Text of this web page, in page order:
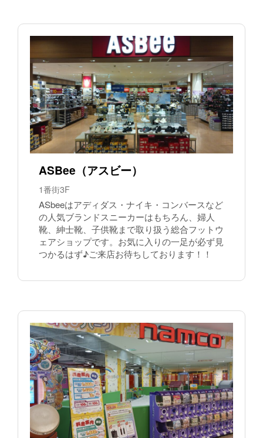
ASBee（アスビー）
1番街3F
ASbeeはアディダス・ナイキ・コンバースなど
の人気ブランドスニーカーはもちろん、婦人
靴、紳士靴、子供靴まで取り扱う総合フットウ
ェアショップです。お気に入りの一足が必ず見
つかるはず♪ご来店お待ちしております！！